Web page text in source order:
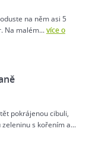
na něm asi 5
Na malém...více o
pokrájenou cibuli,
s kořením a...